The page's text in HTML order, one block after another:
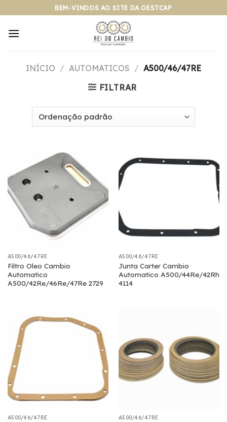
para
BEM-VINDOS AO SITE DA OESTCAP
INÍCIO / AUTOMATICOS / A500/46/47RE
FILTRAR
A500/46/47RE
Filtro Oleo Cambio
Automatico
A500/42Re/46Re/47Re 2729
A500/46/47RE
Junta Carter Cambio
Automatico A500/44Re/42Rh
4114
A500/46/47RE A500/46/47RE